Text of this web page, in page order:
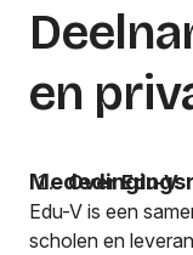
en
Over Edu-V
Edu-V is een
scholen en